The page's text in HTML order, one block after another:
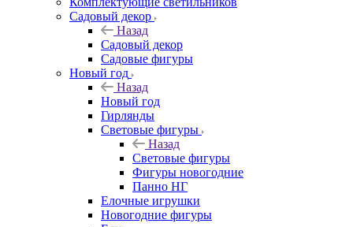
Садовый декор
Назад
Садовый декор
Садовые фигуры
Новый год
Назад
Новый год
Гирлянды
Световые фигуры
Назад
Световые фигуры
Фигуры новогодние
Панно НГ
Елочные игрушки
Новогодние фигуры